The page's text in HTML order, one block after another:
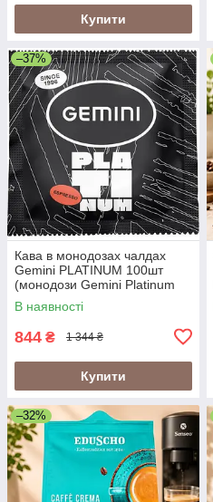
Купити
–37%
Кава в монодозах чалдах
Gemini PLATINUM 100шт
(монодози Gemini Platinum
Джеміні Платінум, Gemini
Espresso Platinum)
В наявності
844 ₴ 1 344 ₴
Купити
–32%